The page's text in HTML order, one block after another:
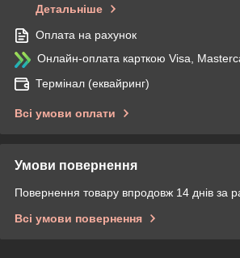
Детальніше
Оплата на рахунок
Онлайн-оплата карткою Visa,
Термінал (еквайринг)
Всі умови оплати
Умови повернення
Повернення товару впродовж 14 днів за
Всі умови повернення